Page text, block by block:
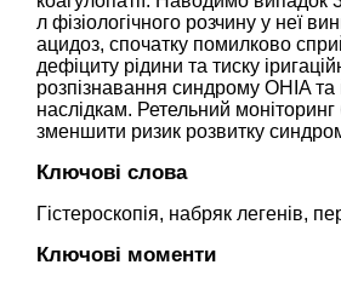
л фізіологічного розчину у неї
ацидоз, спочатку помилково
дефіциту рідини та тиску
розпізнавання синдрому OHIA
наслідкам. Ретельний
зменшити ризик розвитку
Ключові слова
Гістероскопія, набряк легенів,
Ключові моменти